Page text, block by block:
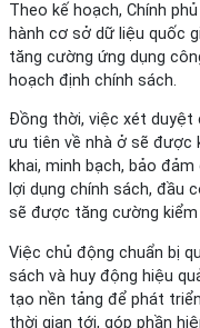
Theo kế hoạch, Chính
hành cơ sở dữ liệu quốc
tăng cường ứng dụng
hoạch định chính sách.
Đồng thời, việc xét
ưu tiên về nhà ở sẽ
khai, minh bạch, bảo
lợi dụng chính sách, đầu
sẽ được tăng cường kiểm
Việc chủ động chuẩn bị
sách và huy động hiệu
tạo nền tảng để phát
thời gian tới, góp phần